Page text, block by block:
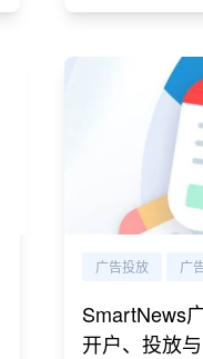
广告投放 广
SmartNews
开户、投放